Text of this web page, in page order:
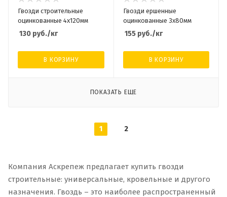
Гвозди строительные
оцинкованные 4х120мм
130 руб./кг
В КОРЗИНУ
Гвозди ершенные
оцинкованные 3х80мм
155руб./кг
В КОРЗИНУ
ПОКАЗАТЬ ЕЩЕ
1 2
Компания Аскрепеж предлагает купить гвозди
строительные: универсальные, кровельные и другого
назначения. Гвоздь – это наиболее распространенный